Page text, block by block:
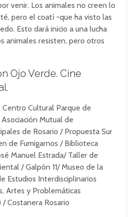
venir. Los animales no creen lo
pero el coatí -que ha visto las
Esto dará inicio a una lucha
animales resisten, pero otros
Ojo Verde. Cine
Cultural Parque de
Mutual de
de Rosario / Propuesta Sur
de Fumigarnos / Biblioteca
Manuel Estrada/ Taller de
/ Galpón 11/ Museo de la
Estudios Interdisciplinarios
Artes y Problemáticas
Costanera Rosario